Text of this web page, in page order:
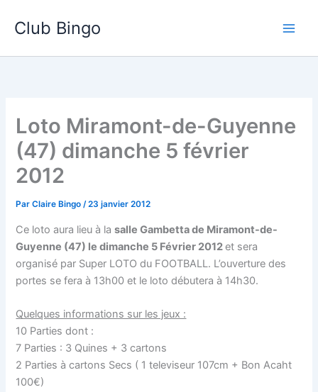
Club Bingo
Loto Miramont-de-Guyenne
(47) dimanche 5 février
2012
ParClaire Bingo/23 janvier 2012
Ce loto aura lieu à lasalle Gambetta de Miramont-de-
Guyenne (47) le dimanche 5 Février 2012et sera
organisé par Super LOTO du FOOTBALL. L’ouverture des
portes se fera à 13h00 et le loto débutera à 14h30.
Quelques informations sur les jeux :
10 Parties dont :
7 Parties : 3 Quines + 3 cartons
2 Parties à cartons Secs ( 1 televiseur 107cm + Bon Acaht
100€)